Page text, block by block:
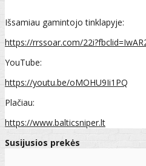
Išsamiau gamintojo tinklapyje:
https://rrssoar.com/
YouTube:
https://youtu.be/oMOHU9Ii1PQ
Plačiau:
https://www.balticsniper.lt
Susijusios prekės